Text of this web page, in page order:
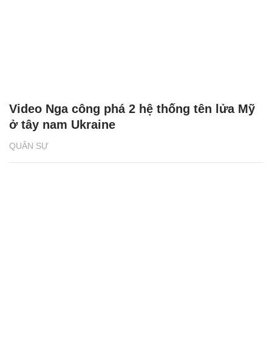
QUÂN SỰ
Video Nga công phá 2 hệ thống tên lửa Mỹ
ở tây nam Ukraine